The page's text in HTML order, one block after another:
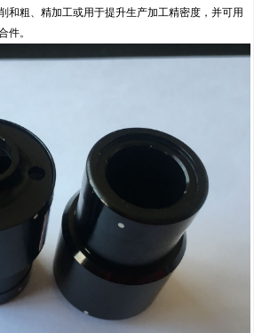
和粗、精加工或用于提升生产加工精密度，并可用
件。